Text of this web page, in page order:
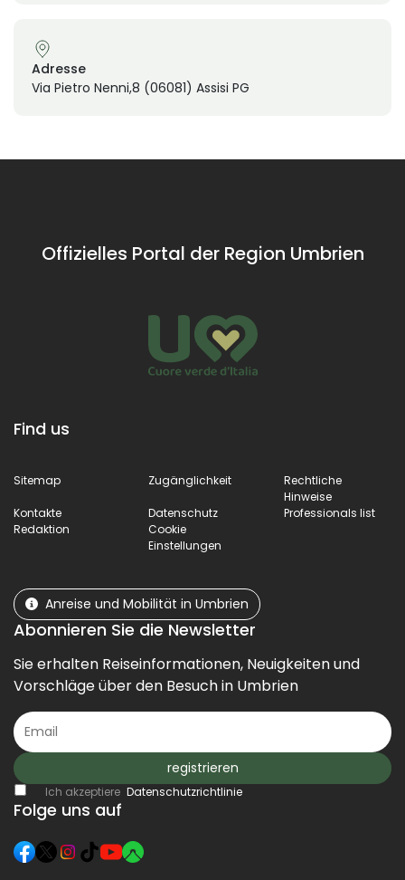
Adresse
Via Pietro Nenni,8 (06081) Assisi PG
Offizielles Portal der Region Umbrien
Find us
Sitemap Zugänglichkeit
Rechtliche
Hinweise
Kontakte
Datenschutz
Professionals list
Redaktion
Cookie
Einstellungen
Anreise und Mobilität in Umbrien
Abonnieren Sie die Newsletter
Sie erhalten Reiseinformationen, Neuigkeiten und
Vorschläge über den Besuch in Umbrien
registrieren
Ich akzeptiere Datenschutzrichtlinie
Folge uns auf